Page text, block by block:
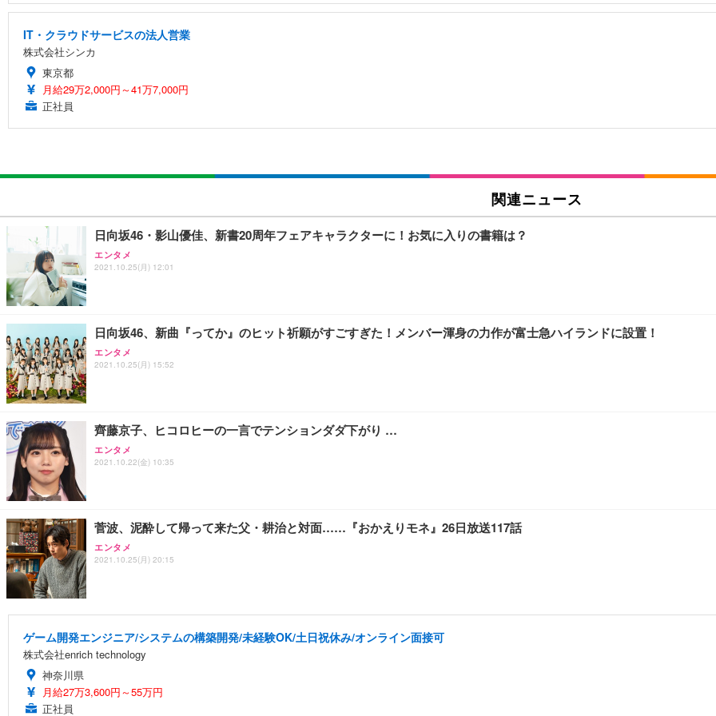
IT・クラウドサービスの法人営業
株式会社シンカ
東京都
月給29万2,000円～41万7,000円
正社員
関連ニュース
日向坂46・影山優佳、新書20周年フェアキャラクターに！お気に入りの書籍は？
エンタメ
2021.10.25(月) 12:01
日向坂46、新曲『ってか』のヒット祈願がすごすぎた！メンバー渾身の力作が富士急ハイランドに設置！
エンタメ
2021.10.25(月) 15:52
齊藤京子、ヒコロヒーの一言でテンションダダ下がり …
エンタメ
2021.10.22(金) 10:35
菅波、泥酔して帰って来た父・耕治と対面……『おかえりモネ』26日放送117話
エンタメ
2021.10.25(月) 20:15
ゲーム開発エンジニア/システムの構築開発/未経験OK/土日祝休み/オンライン面接可
株式会社enrich technology
神奈川県
月給27万3,600円～55万円
正社員